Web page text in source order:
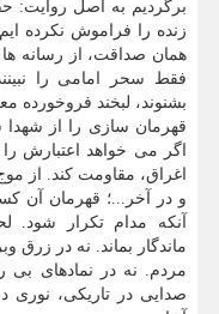
برگردیم به اصل روایت:
زنده را فراموش نکرده
همان صداقت، از رسانه
فقط سحر امامی را
بشنوند، لبخند فروخورده
قهرمان سازی را از شهدا
اگر می خواهد اعتبارش
اغراق، مقاومت کند. از
و در آخر...؛ قهرمان آن
آنکه مدام تکرار شود.
ماندگار بماند. نه در زرق
مردم. نه در نمادهای بی
صدایی در تاریکی،